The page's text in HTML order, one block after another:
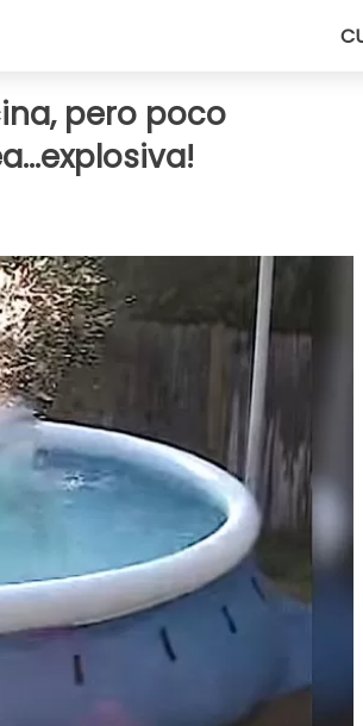
pero poco